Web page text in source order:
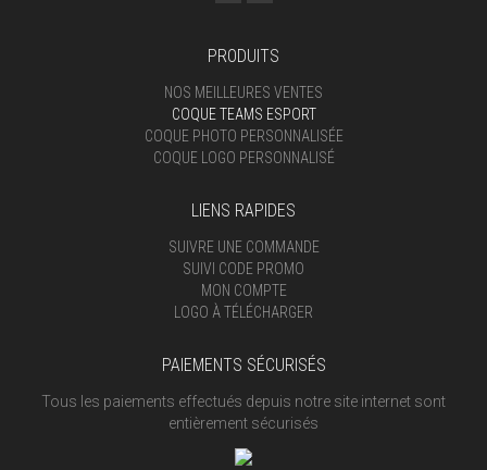
PRODUITS
NOS MEILLEURES VENTES
COQUE TEAMS ESPORT
COQUE PHOTO PERSONNALISÉE
COQUE LOGO PERSONNALISÉ
LIENS RAPIDES
SUIVRE UNE COMMANDE
SUIVI CODE PROMO
MON COMPTE
LOGO À TÉLÉCHARGER
PAIEMENTS SÉCURISÉS
Tous les paiements effectués depuis notre site internet sont
entièrement sécurisés